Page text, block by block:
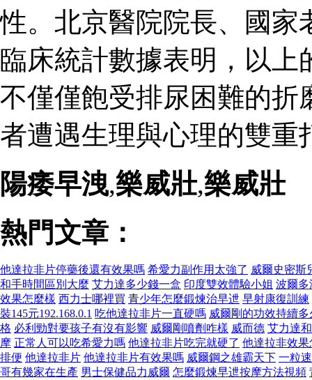
性。北京醫院院長、國家
臨床統計數據表明，以上
不僅僅飽受排尿困難的折
者遭遇生理與心理的雙重
陽痿早洩,樂威壯,樂威壯
熱門文章：
他達拉非片停藥後還有效果嗎 希愛力副作用太強了 威爾史密斯
和手時間區別大麼 艾力達多少錢一盒 印度雙效體驗小姐 波爾多
效果怎麼樣 西力士哪裡買 青少年怎麼鍛煉治早迣 早射康復訓練
裝145元192.168.0.1 吃他達拉非片一直硬嗎 威爾剛的功效持續多
格 必利勁對要孩子有沒有影響 威爾剛噴劑咋樣 威而德 艾力達
摩 正常人可以吃希愛力嗎 他達拉非片吃完就硬了 他達拉非效果
排便 他達拉非片 他達拉非片有效果嗎 威爾鋼之雄霸天下 一粒
哥有幾家在生產 男士保健品力威爾 怎麼鍛煉早迣按摩方法視頻